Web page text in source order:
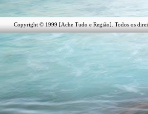
Copyright © 1999 [Ache Tudo e Região]. Todos os